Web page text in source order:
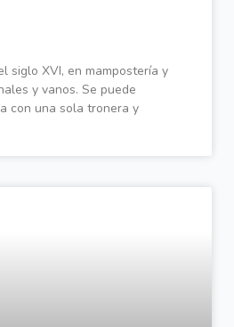
siglo XVI, en mampostería y
y vanos. Se puede
con una sola tronera y